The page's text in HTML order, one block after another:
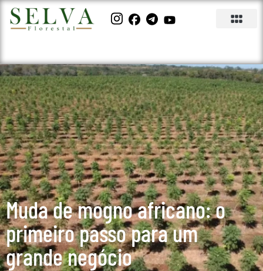
Muda de mogno africano: o
primeiro passo para um
grande negócio